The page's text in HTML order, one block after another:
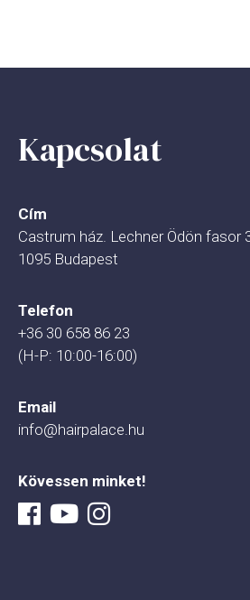
Kapcsolat
Cím
Castrum ház. Lechner Ödön fasor
1095 Budapest
Telefon
+36 30 658 86 23
(H-P: 10:00-16:00)
Email
info@hairpalace.hu
Kövessen minket!